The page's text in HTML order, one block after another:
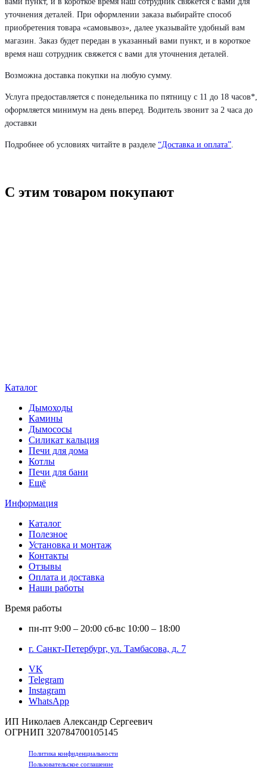
уточнения деталей. При оформлении заказа выбирайте способ
приобретения товара «самовывоз», далее указывайте удобный вам
магазин. Заказ будет передан в указанный вами пункт, и в короткое
время наш сотрудник свяжется с вами для уточнения деталей.
Возможна доставка покупки на любую сумму.
Услуга предоставляется с понедельника по пятницу с 11 до 18 часов*,
оформляется минимум на день вперед. Водитель звонит за 2 часа до
доставки
Подробнее об условиях читайте в разделе “Доставка и оплата”
С этим товаром покупают
Каталог
Дымоходы
Камины
Дымососы
Силикат кальция
Печи для дома
Котлы
Печи для бани
Ещё
Информация
Каталог
Полезное
Установка и монтаж
Контакты
Отзывы
Оплата и доставка
Наши работы
Время работы
пн-пт 9:00 – 20:00 сб-вс 10:00 – 18:00
г. Санкт-Петербург, ул. Тамбасова, д. 7
VK
Telegram
Instagram
WhatsApp
ИП Николаев Александр Сергеевич
ОГРНИП 320784700105145
Политика конфиденциальности
Пользовательское соглашение